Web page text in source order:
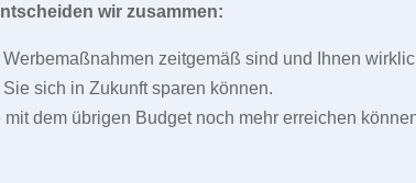
wir zusammen:
Werbemaßnahmen zeitgemäß sind und Ihnen
sich in Zukunft sparen können.
mit dem übrigen Budget noch mehr erreichen